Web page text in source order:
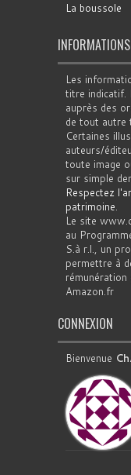
La boussole
Les
titre indicatif.
auprès des
de tout autre
Certaines
auteurs/
toute image
sur simple
Respectez
patrimoine.
Le site
au
S.à r.l., un
permettre à
rémunération
Amazon.fr
CONNEXION
Bienvenue